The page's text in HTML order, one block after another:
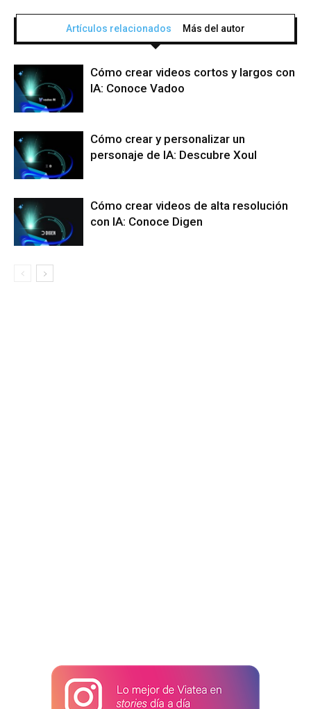
Artículos relacionados Más del autor
Cómo crear videos cortos y largos con
IA: Conoce Vadoo
Cómo crear y personalizar un
personaje de IA: Descubre Xoul
Cómo crear videos de alta resolución
con IA: Conoce Digen